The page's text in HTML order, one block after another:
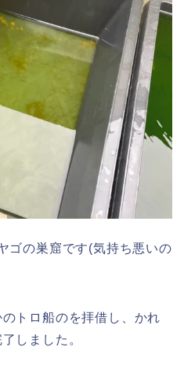
ゴの巣窟です(気持ち悪いの
トロ船のを拝借し、かれ
しました。